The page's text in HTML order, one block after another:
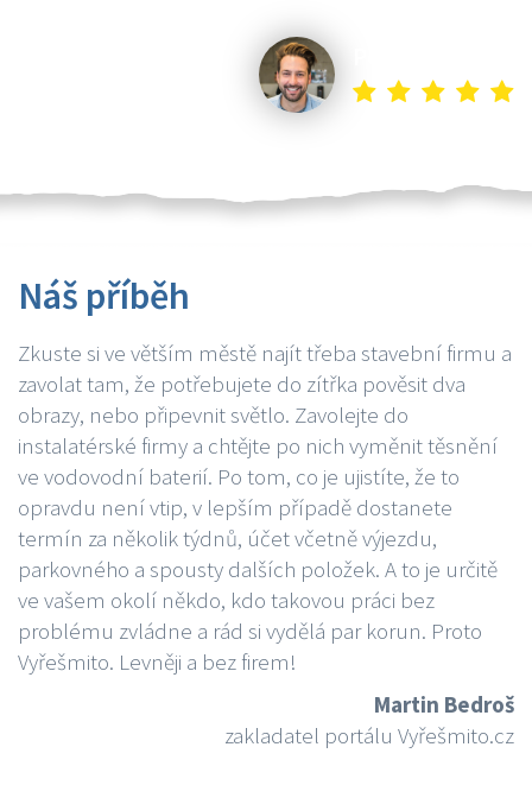
Náš příběh
Zkuste si ve větším městě najít třeba stavební firmu a
zavolat tam, že potřebujete do zítřka pověsit dva
obrazy, nebo připevnit světlo. Zavolejte do
instalatérské firmy a chtějte po nich vyměnit těsnění
ve vodovodní baterií. Po tom, co je ujistíte, že to
opravdu není vtip, v lepším případě dostanete
termín za několik týdnů, účet včetně výjezdu,
parkovného a spousty dalších položek. A to je určitě
ve vašem okolí někdo, kdo takovou práci bez
problému zvládne a rád si vydělá par korun. Proto
Vyřešmito. Levněji a bez firem!
Martin Bedroš
zakladatel portálu Vyřešmito.cz